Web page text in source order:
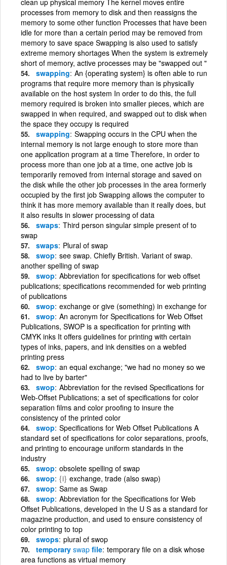
processes from memory to disk and then reassigns the
memory to some other function Processes that have been
idle for more than a certain period may be removed from
memory to save space Swapping is also used to satisfy
extreme memory shortages When the system is extremely
short of memory, active processes may be "swapped out "
swapping An {operating system} is often able to run
programs that require more memory than is physically
available on the host system In order to do this, the full
memory required is broken into smaller pieces, which are
swapped in when required, and swapped out to disk when
the space they occupy is required
swapping Swapping occurs in the CPU when the
internal memory is not large enough to store more than
one application program at a time Therefore, in order to
process more than one job at a time, one active job is
temporarily removed from internal storage and saved on
the disk while the other job processes in the area formerly
occupied by the first job Swapping allows the computer to
think it has more memory available than it really does, but
it also results in slower processing of data
swaps Third person singular simple present of to
swap
swaps Plural of swap
swop see swap. Chiefly British. Variant of swap.
another spelling of swap
swop Abbreviation for specifications for web offset
publications; specifications recommended for web printing
of publications
swop exchange or give (something) in exchange for
swop An acronym for Specifications for Web Offset
Publications, SWOP is a specification for printing with
CMYK inks It offers guidelines for printing with certain
types of inks, papers, and ink densities on a webfed
printing press
swop an equal exchange; "we had no money so we
had to live by barter"
swop Abbreviation for the revised Specifications for
Web-Offset Publications; a set of specifications for color
separation films and color proofing to insure the
consistency of the printed color
swop Specifications for Web Offset Publications A
standard set of specifications for color separations, proofs,
and printing to encourage uniform standards in the
industry
swop obsolete spelling of swap
swop {i} exchange, trade (also swap)
swop Same as Swap
swop Abbreviation for the Specifications for Web
Offset Publications, developed in the U S as a standard for
magazine production, and used to ensure consistency of
color printing to top
swops plural of swop
temporary swap file temporary file on a disk whose
area functions as virtual memory